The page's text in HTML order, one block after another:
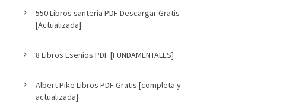
550 Libros santeria PDF Descargar Gratis
[Actualizada]
8 Libros Esenios PDF [FUNDAMENTALES]
Albert Pike Libros PDF Gratis [completa y
actualizada]